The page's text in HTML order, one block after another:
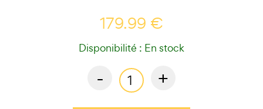
179.99 €
Disponibilité : En stock
- +